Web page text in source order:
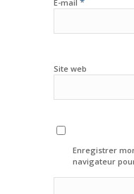
E-mail
Site web
Enregistrer
navigateur